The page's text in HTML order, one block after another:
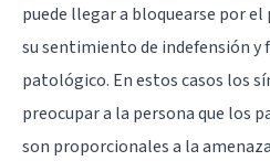
puede llegar a bloquearse por
su sentimiento de indefensión
patológico. En estos casos los
preocupar a la persona que los
son proporcionales a la